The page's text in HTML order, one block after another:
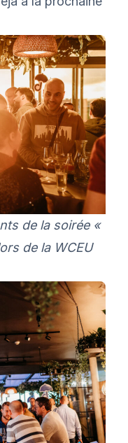
de la soirée «
de la WCEU